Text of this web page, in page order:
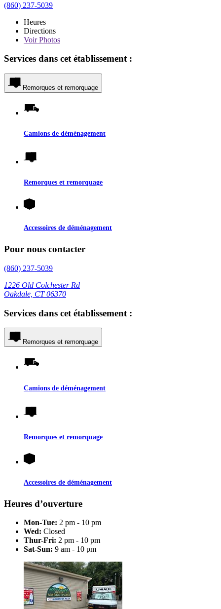
(860) 237-5039
Heures
Directions
VoirPhotos
Services dans cet établissement :
Remorques et remorquage
Camions de déménagement
Remorques et remorquage
Accessoires de déménagement
Pour nous contacter
(860) 237-5039
1226 Old Colchester Rd
Oakdale, CT 06370
Services dans cet établissement :
Remorques et remorquage
Camions de déménagement
Remorques et remorquage
Accessoires de déménagement
Heures d’ouverture
Mon-Tue: 2 pm - 10 pm
Wed: Closed
Thur-Fri: 2 pm - 10 pm
Sat-Sun: 9 am - 10 pm